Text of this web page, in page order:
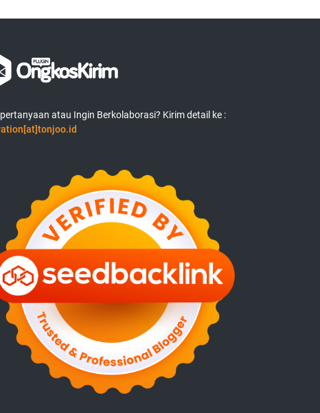
atau Ingin Berkolaborasi? Kirim detail ke :